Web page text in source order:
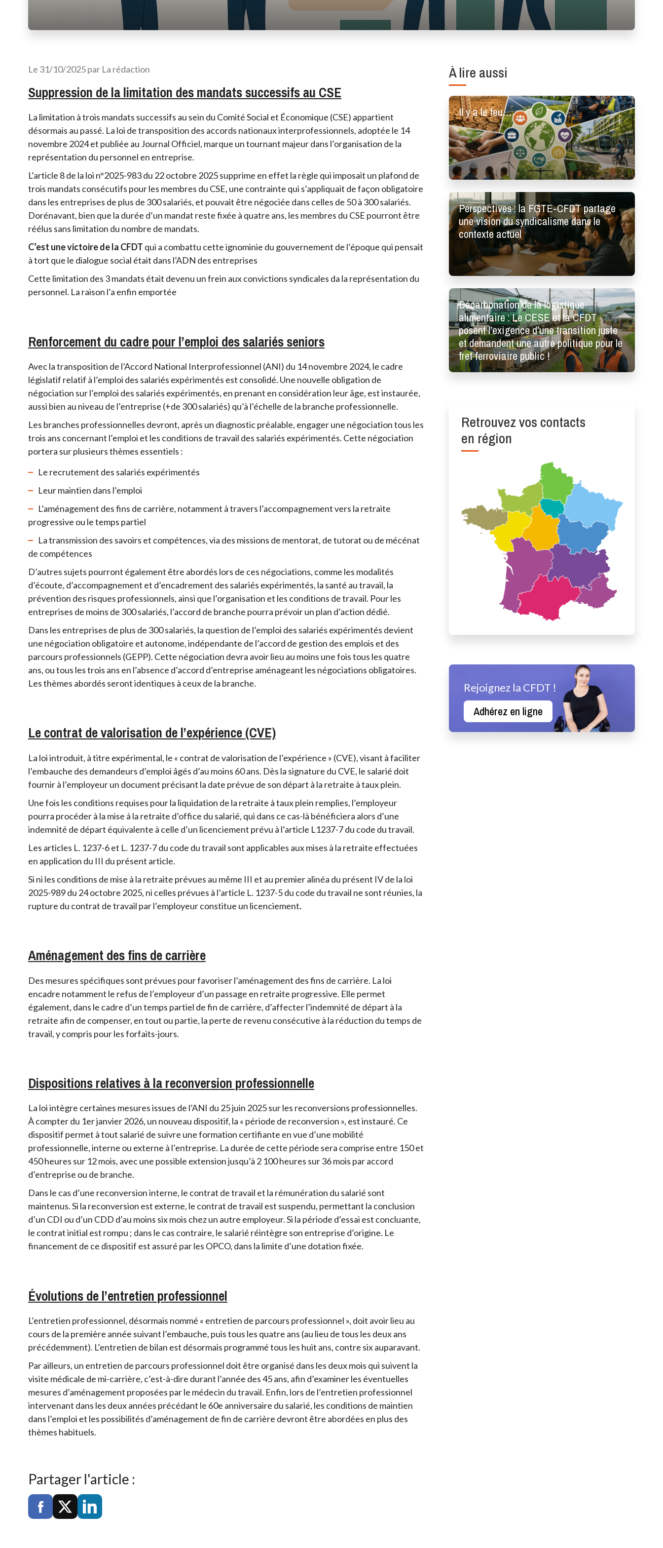
Le 31/10/2025 par La rédaction
Suppression de la limitation des mandats successifs au CSE
La limitation à trois mandats successifs au sein du Comité Social et Économique (CSE) appartient
désormais au passé. La loi de transposition des accords nationaux interprofessionnels, adoptée le 14
novembre 2024 et publiée au Journal Officiel, marque un tournant majeur dans l’organisation de la
représentation du personnel en entreprise.
L’article 8 de la loi n°2025-983 du 22 octobre 2025 supprime en effet la règle qui imposait un plafond de
trois mandats consécutifs pour les membres du CSE, une contrainte qui s’appliquait de façon obligatoire
dans les entreprises de plus de 300 salariés, et pouvait être négociée dans celles de 50 à 300 salariés.
Dorénavant, bien que la durée d’un mandat reste fixée à quatre ans, les membres du CSE pourront être
réélus sans limitation du nombre de mandats.
C’est une victoire de la CFDT qui a combattu cette ignominie du gouvernement de l’époque qui pensait
à tort que le dialogue social était dans l’ADN des entreprises
Cette limitation des 3 mandats était devenu un frein aux convictions syndicales da la représentation du
personnel. La raison l’a enfin emportée
Renforcement du cadre pour l’emploi des salariés seniors
Avec la transposition de l’Accord National Interprofessionnel (ANI) du 14 novembre 2024, le cadre
législatif relatif à l’emploi des salariés expérimentés est consolidé. Une nouvelle obligation de
négociation sur l’emploi des salariés expérimentés, en prenant en considération leur âge, est instaurée,
aussi bien au niveau de l’entreprise (+de 300 salariés) qu’à l’échelle de la branche professionnelle.
Les branches professionnelles devront, après un diagnostic préalable, engager une négociation tous les
trois ans concernant l’emploi et les conditions de travail des salariés expérimentés. Cette négociation
portera sur plusieurs thèmes essentiels :
Le recrutement des salariés expérimentés
Leur maintien dans l’emploi
L’aménagement des fins de carrière, notamment à travers l’accompagnement vers la retraite
progressive ou le temps partiel
La transmission des savoirs et compétences, via des missions de mentorat, de tutorat ou de mécénat
de compétences
D’autres sujets pourront également être abordés lors de ces négociations, comme les modalités
d’écoute, d’accompagnement et d’encadrement des salariés expérimentés, la santé au travail, la
prévention des risques professionnels, ainsi que l’organisation et les conditions de travail. Pour les
entreprises de moins de 300 salariés, l’accord de branche pourra prévoir un plan d’action dédié.
Dans les entreprises de plus de 300 salariés, la question de l’emploi des salariés expérimentés devient
une négociation obligatoire et autonome, indépendante de l’accord de gestion des emplois et des
parcours professionnels (GEPP). Cette négociation devra avoir lieu au moins une fois tous les quatre
ans, ou tous les trois ans en l’absence d’accord d’entreprise aménageant les négociations obligatoires.
Les thèmes abordés seront identiques à ceux de la branche.
Le contrat de valorisation de l’expérience (CVE)
La loi introduit, à titre expérimental, le « contrat de valorisation de l’expérience » (CVE), visant à faciliter
l’embauche des demandeurs d’emploi âgés d’au moins 60 ans. Dès la signature du CVE, le salarié doit
fournir à l’employeur un document précisant la date prévue de son départ à la retraite à taux plein.
Une fois les conditions requises pour la liquidation de la retraite à taux plein remplies, l’employeur
pourra procéder à la mise à la retraite d’office du salarié, qui dans ce cas-là bénéficiera alors d’une
indemnité de départ équivalente à celle d’un licenciement prévu à l’article L1237-7 du code du travail.
Les articles L. 1237-6 et L. 1237-7 du code du travail sont applicables aux mises à la retraite effectuées
en application du III du présent article.
Si ni les conditions de mise à la retraite prévues au même III et au premier alinéa du présent IV de la loi
2025-989 du 24 octobre 2025, ni celles prévues à l’article L. 1237-5 du code du travail ne sont réunies, la
rupture du contrat de travail par l’employeur constitue un licenciement.
Aménagement des fins de carrière
Des mesures spécifiques sont prévues pour favoriser l’aménagement des fins de carrière. La loi
encadre notamment le refus de l’employeur d’un passage en retraite progressive. Elle permet
également, dans le cadre d’un temps partiel de fin de carrière, d’affecter l’indemnité de départ à la
retraite afin de compenser, en tout ou partie, la perte de revenu consécutive à la réduction du temps de
travail, y compris pour les forfaits-jours.
Dispositions relatives à la reconversion professionnelle
La loi intègre certaines mesures issues de l’ANI du 25 juin 2025 sur les reconversions professionnelles.
À compter du 1er janvier 2026, un nouveau dispositif, la « période de reconversion », est instauré. Ce
dispositif permet à tout salarié de suivre une formation certifiante en vue d’une mobilité
professionnelle, interne ou externe à l’entreprise. La durée de cette période sera comprise entre 150 et
450 heures sur 12 mois, avec une possible extension jusqu’à 2 100 heures sur 36 mois par accord
d’entreprise ou de branche.
Dans le cas d’une reconversion interne, le contrat de travail et la rémunération du salarié sont
maintenus. Si la reconversion est externe, le contrat de travail est suspendu, permettant la conclusion
d’un CDI ou d’un CDD d’au moins six mois chez un autre employeur. Si la période d’essai est concluante,
le contrat initial est rompu ; dans le cas contraire, le salarié réintègre son entreprise d’origine. Le
financement de ce dispositif est assuré par les OPCO, dans la limite d’une dotation fixée.
Évolutions de l’entretien professionnel
L’entretien professionnel, désormais nommé « entretien de parcours professionnel », doit avoir lieu au
cours de la première année suivant l’embauche, puis tous les quatre ans (au lieu de tous les deux ans
précédemment). L’entretien de bilan est désormais programmé tous les huit ans, contre six auparavant.
Par ailleurs, un entretien de parcours professionnel doit être organisé dans les deux mois qui suivent la
visite médicale de mi-carrière, c’est-à-dire durant l’année des 45 ans, afin d’examiner les éventuelles
mesures d’aménagement proposées par le médecin du travail. Enfin, lors de l’entretien professionnel
intervenant dans les deux années précédant le 60e anniversaire du salarié, les conditions de maintien
dans l’emploi et les possibilités d’aménagement de fin de carrière devront être abordées en plus des
thèmes habituels.
Partager l'article :
À lire aussi
Il y a le feu…
Perspectives : la FGTE-CFDT partage
une vision du syndicalisme dans le
contexte actuel
Décarbonation de la logistique
alimentaire : Le CESE et la CFDT
posent l’exigence d’une transition juste
et demandent une autre politique pour le
fret ferroviaire public !
Retrouvez vos contacts
en région
Rejoignez la CFDT !
Adhérez en ligne